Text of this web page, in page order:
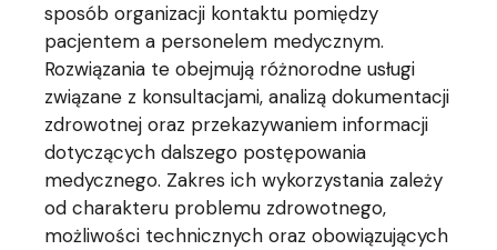
sposób organizacji kontaktu pomiędzy
pacjentem a personelem medycznym.
Rozwiązania te obejmują różnorodne usługi
związane z konsultacjami, analizą dokumentacji
zdrowotnej oraz przekazywaniem informacji
dotyczących dalszego postępowania
medycznego. Zakres ich wykorzystania zależy
od charakteru problemu zdrowotnego,
możliwości technicznych oraz obowiązujących